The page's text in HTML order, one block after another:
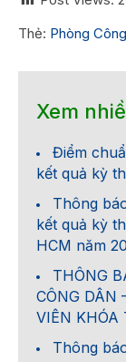
Thẻ: Phòng
Xem
Điểm
kết quả kỳ
Thông
kết quả kỳ
HCM năm
THÔNG
CÔNG DÂN
VIÊN KHÓA
Thông